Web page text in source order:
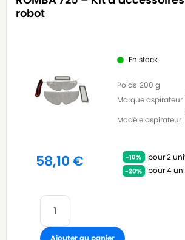
robot
En stock
Poids 200 g
Marque aspirateur
Modèle aspirateur
58,10€
pour 2
pour 4
Ajouter au panier